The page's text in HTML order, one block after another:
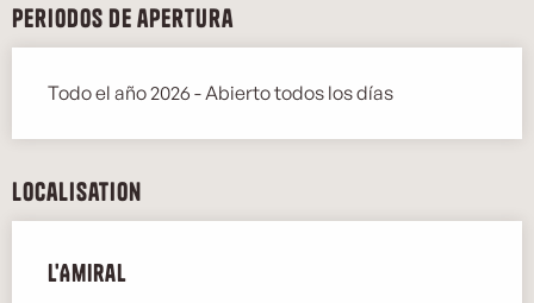
Periodos de apertura
Todo el año 2026 - Abierto todos los días
Localisation
L'Amiral